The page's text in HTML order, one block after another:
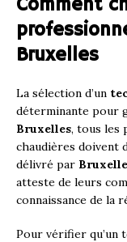
Bruxelles
La sélection d’un
déterminante pour
Bruxelles, tous les
chaudières doivent
délivré par
atteste de leurs
connaissance de la
Pour vérifier qu’un